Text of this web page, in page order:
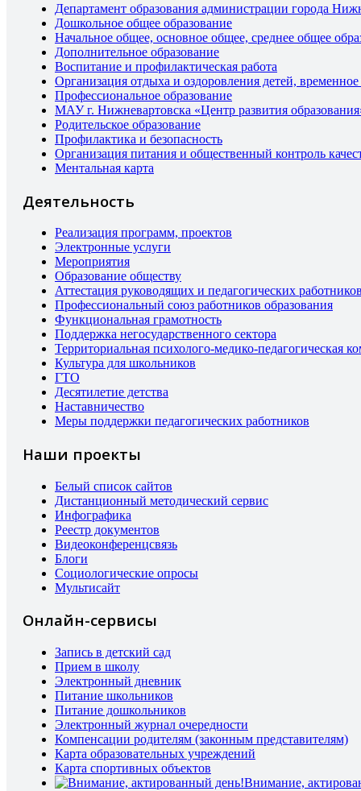
Департамент образования администрации города
Дошкольное общее образование
Начальное общее, основное общее, среднее общее
Дополнительное образование
Воспитание и профилактическая работа
Организация отдыха и оздоровления детей,
Профессиональное образование
МАУ г. Нижневартовска «Центр развития
Родительское образование
Профилактика и безопасность
Организация питания и общественный контроль
Ментальная карта
Деятельность
Реализация программ, проектов
Электронные услуги
Мероприятия
Образование обществу
Аттестация руководящих и педагогических работников
Профессиональный союз работников образования
Функциональная грамотность
Поддержка негосударственного сектора
Территориальная психолого-медико-педагогическая
Культура для школьников
ГТО
Десятилетие детства
Наставничество
Меры поддержки педагогических работников
Наши проекты
Белый список сайтов
Дистанционный методический сервис
Инфографика
Реестр документов
Видеоконференцсвязь
Блоги
Социологические опросы
Мультисайт
Онлайн-сервисы
Запись в детский сад
Прием в школу
Электронный дневник
Питание школьников
Питание дошкольников
Электронный журнал очередности
Компенсации родителям (законным представителям)
Карта образовательных учреждений
Карта спортивных объектов
Внимание,